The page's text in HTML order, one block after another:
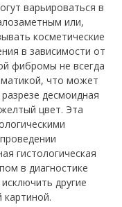
варьироваться в
или,
косметические
в зависимости от
фибромы не всегда
что может
десмоидная
цвет. Эта
гистологическая
в диагностике
другие
картиной.